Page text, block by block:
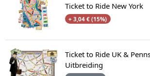
Ticket to Ride New York
+ 3,04 € (15%)
Ticket to Ride UK &
Uitbreiding